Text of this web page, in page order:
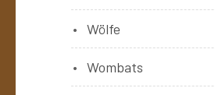
Wölfe
Wombats